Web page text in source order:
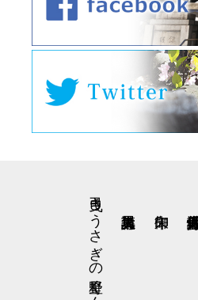
弓曳きうさぎの星野くん